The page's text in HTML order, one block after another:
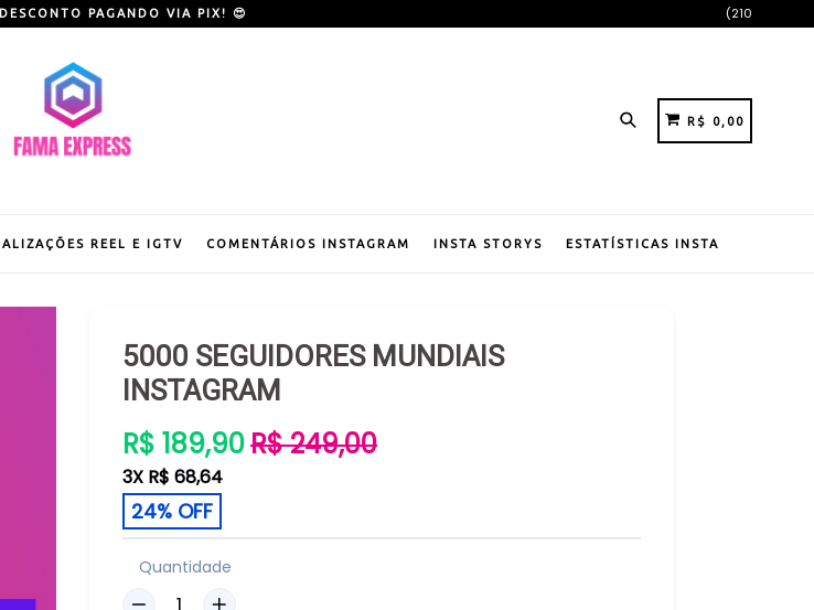
PAGANDO VIA PIX! 😍 (210
Pesquisar
CARRINHO
CARRINHO
R$ 0,00
REEL E IGTV COMENTÁRIOS INSTAGRAM INSTA STORYS ESTATÍSTICAS INSTA
5000 SEGUIDORES MUNDIAIS
INSTAGRAM
Preço
normal
R$ 189,90R$ 249,00
3X R$ 68,64
24% OFF
Quantidade